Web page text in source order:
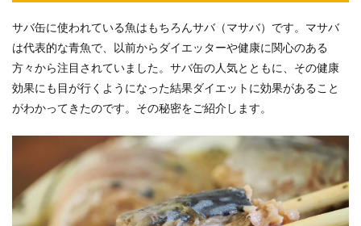
サバ缶に使われている魚はもちろんサバ（マサバ）です。マサバ
は代表的な青魚で、以前からダイエッターや健康に関心のある
方々から注目されていました。サバ缶の人気とともに、その健康
効果にも目が行くようになった結果ダイエットに効果があること
がわかってきたのです。その秘密をご紹介します。